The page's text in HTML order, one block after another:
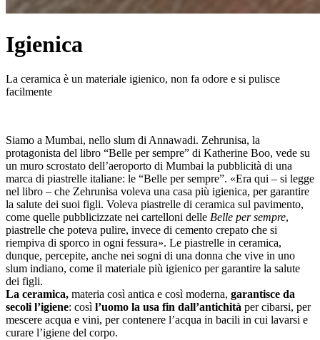
Igienica
La ceramica è un materiale igienico, non fa odore e si pulisce
facilmente
Siamo a Mumbai, nello slum di Annawadi. Zehrunisa, la
protagonista del libro “Belle per sempre” di Katherine Boo, vede su
un muro scrostato dell’aeroporto di Mumbai la pubblicità di una
marca di piastrelle italiane: le “Belle per sempre”. «Era qui – si legge
nel libro – che Zehrunisa voleva una casa più igienica, per garantire
la salute dei suoi figli. Voleva piastrelle di ceramica sul pavimento,
come quelle pubblicizzate nei cartelloni delle Belle per sempre,
piastrelle che poteva pulire, invece di cemento crepato che si
riempiva di sporco in ogni fessura». Le piastrelle in ceramica,
dunque, percepite, anche nei sogni di una donna che vive in uno
slum indiano, come il materiale più igienico per garantire la salute
dei figli.
La ceramica, materia così antica e così moderna, garantisce da
secoli l’igiene: così l’uomo la usa fin dall’antichità per cibarsi, per
mescere acqua e vini, per contenere l’acqua in bacili in cui lavarsi e
curare l’igiene del corpo.